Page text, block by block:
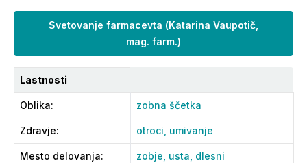
Svetovanje farmacevta (Katarina Vaupotič,
mag. farm.)
Lastnosti
Oblika: zobna ščetka
Zdravje: otroci, umivanje
Mesto delovanja: zobje, usta, dlesni